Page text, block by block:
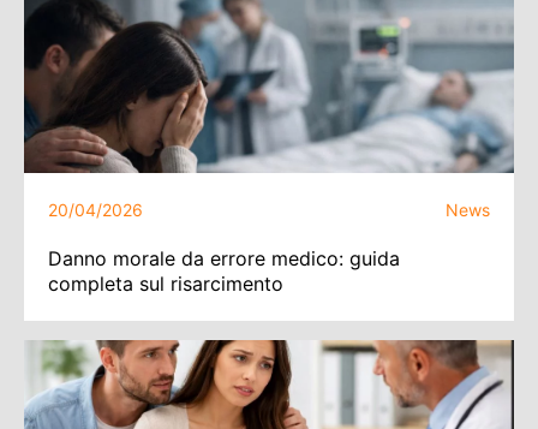
20/04/2026 News
Danno morale da errore medico: guida
completa sul risarcimento